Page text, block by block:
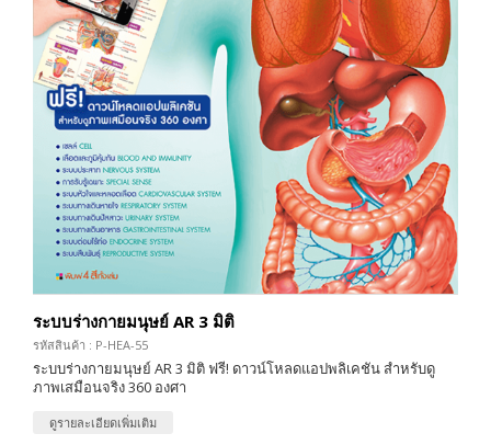
ระบบร่างกายมนุษย์ AR 3 มิติ
รหัสสินค้า : P-HEA-55
ระบบร่างกายมนุษย์ AR 3 มิติ ฟรี! ดาวน์โหลดแอปพลิเคชัน สำหรับดู
ภาพเสมือนจริง 360 องศา
ดูรายละเอียดเพิ่มเติม